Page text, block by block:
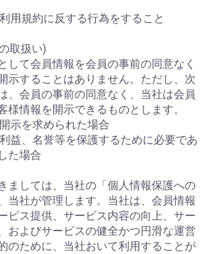
用規約に反する行為をすること
取扱い)
して会員情報を会員の事前の同意なく
示することはありません。ただし、次
、会員の事前の同意なく、当社は会員
様情報を開示できるものとします。
示を求められた場合
益、名誉等を保護するために必要であ
た場合
ましては、当社の「個人情報保護への
当社が管理します。当社は、会員情報
ビス提供、サービス内容の向上、サー
およびサービスの健全かつ円滑な運営
のために、当社おいて利用することが